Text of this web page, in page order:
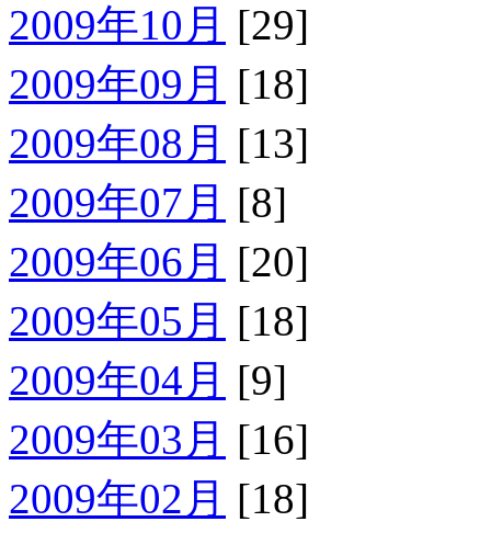
2009年10月 [29]
2009年09月 [18]
2009年08月 [13]
2009年07月 [8]
2009年06月 [20]
2009年05月 [18]
2009年04月 [9]
2009年03月 [16]
2009年02月 [18]